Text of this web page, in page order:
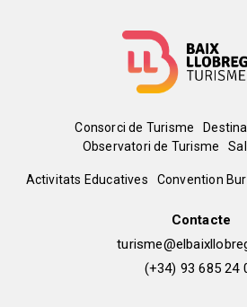
Menú
del
Consorci de Turisme
Observatori de Turisme
Peu
Activitats Educatives Convention
Contacte
(+34) 93 685 24